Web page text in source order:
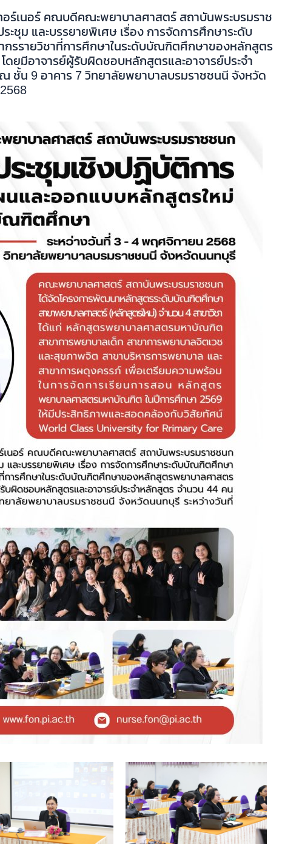
ร์เนอร์ คณบดีคณะพยาบาลศาสตร์ สถาบันพระบรมราช
ะชุม และบรรยายพิเศษ เรื่อง การจัดการศึกษาระดับ
รรายวิชาที่การศึกษาในระดับบัณฑิตศึกษาของหลักสูตร
มีอาจารย์ผู้รับผิดชอบหลักสูตรและอาจารย์ประจำ
ชั้น 9 อาคาร 7 วิทยาลัยพยาบาลบรมราชชนนี จังหวัด